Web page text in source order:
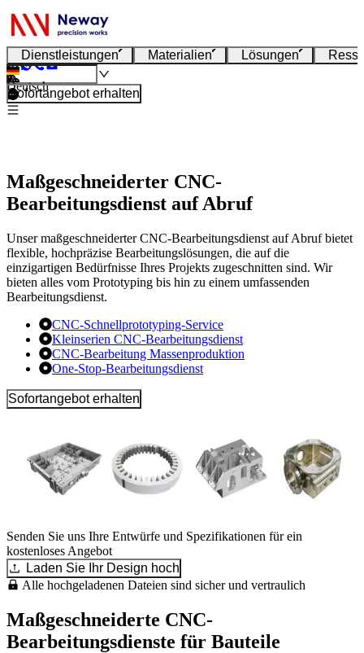
Dienstleistungen Materialien Lösungen
Deutsch
Sofortangebot erhalten
Maßgeschneiderter CNC-
Bearbeitungsdienst auf Abruf
Unser maßgeschneiderter CNC-Bearbeitungsdienst auf Abruf bietet
flexible, hochpräzise Bearbeitungslösungen, die auf die
einzigartigen Bedürfnisse Ihres Projekts zugeschnitten sind. Wir
bieten alles vom Prototyping bis hin zu einem umfassenden
Bearbeitungsdienst.
CNC-Schnellprototyping-Service
Kleinserien CNC-Bearbeitungsdienst
CNC-Bearbeitung Massenproduktion
One-Stop-Bearbeitungsdienst
Sofortangebot erhalten
Senden Sie uns Ihre Entwürfe und Spezifikationen für ein
kostenloses Angebot
Laden Sie Ihr Design hoch
Alle hochgeladenen Dateien sind sicher und vertraulich
Maßgeschneiderte CNC-
Bearbeitungsdienste für Bauteile